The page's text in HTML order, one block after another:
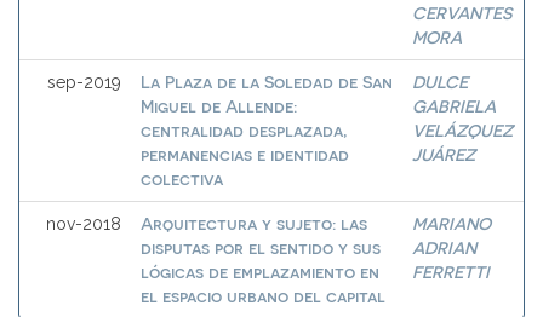
CERVANTES
MORA
sep-2019
La Plaza de la Soledad de San
Miguel de Allende:
centralidad desplazada,
permanencias e identidad
colectiva
DULCE
GABRIELA
VELÁZQUEZ
JUÁREZ
nov-2018
Arquitectura y sujeto: las
disputas por el sentido y sus
lógicas de emplazamiento en
el espacio urbano del capital
MARIANO
ADRIAN
FERRETTI